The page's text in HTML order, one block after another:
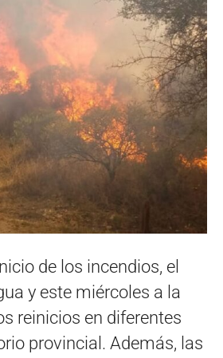
de los incendios, el
y este miércoles a la
reinicios en diferentes
provincial. Además, las